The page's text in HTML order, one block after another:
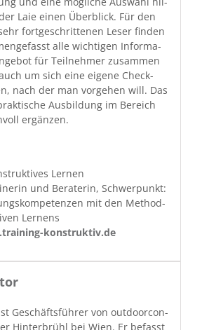
Laie einen Überblick. Für den
fort­geschrit­te­nen Leser find­en
alle wichti­gen Infor­ma­
für Teil­nehmer zusam­men
um sich eine eigene Check­
nach der man vorge­hen will. Das
Aus­bil­dung im Bere­ich
ergänzen.
Lernen
und Bera­terin, Schw­er­punkt:
mit den Meth­o­d­
Lernens
konstruktiv.de
Geschäfts­führer von out­door­con­
Hin­ter­brühl bei Wien. Er befasst